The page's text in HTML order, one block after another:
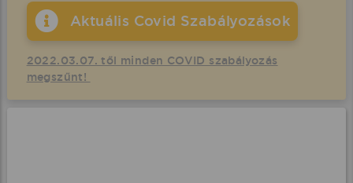
Aktuális Covid Szabályozások
2022.03.07. től minden COVID szabályozás
megszűnt!